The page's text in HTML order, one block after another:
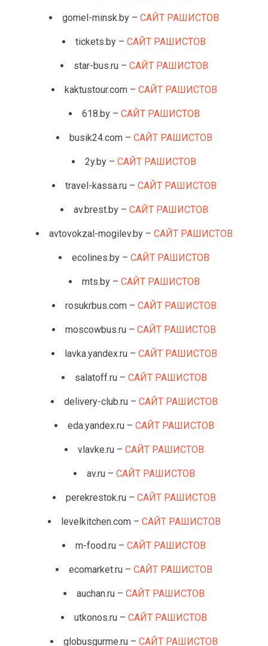
gomel-minsk.by – САЙТ РАШИСТОВ
tickets.by – САЙТ РАШИСТОВ
star-bus.ru – САЙТ РАШИСТОВ
kaktustour.com – САЙТ РАШИСТОВ
618.by – САЙТ РАШИСТОВ
busik24.com – САЙТ РАШИСТОВ
2y.by – САЙТ РАШИСТОВ
travel-kassa.ru – САЙТ РАШИСТОВ
av.brest.by – САЙТ РАШИСТОВ
avtovokzal-mogilev.by – САЙТ РАШИСТОВ
ecolines.by – САЙТ РАШИСТОВ
mts.by – САЙТ РАШИСТОВ
rosukrbus.com – САЙТ РАШИСТОВ
moscowbus.ru – САЙТ РАШИСТОВ
lavka.yandex.ru – САЙТ РАШИСТОВ
salatoff.ru – САЙТ РАШИСТОВ
delivery-club.ru – САЙТ РАШИСТОВ
eda.yandex.ru – САЙТ РАШИСТОВ
vlavke.ru – САЙТ РАШИСТОВ
av.ru – САЙТ РАШИСТОВ
perekrestok.ru – САЙТ РАШИСТОВ
levelkitchen.com – САЙТ РАШИСТОВ
m-food.ru – САЙТ РАШИСТОВ
ecomarket.ru – САЙТ РАШИСТОВ
auchan.ru – САЙТ РАШИСТОВ
utkonos.ru – САЙТ РАШИСТОВ
globusgurme.ru – САЙТ РАШИСТОВ